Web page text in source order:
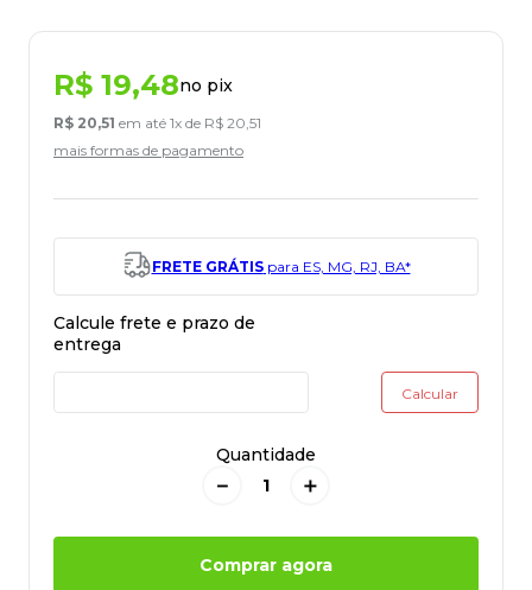
R$ 19,48no pix
R$ 20,51 em até 1x de R$ 20,51
mais formas de pagamento
FRETE GRÁTISpara ES, MG, RJ, BA*
Quantidade
＋
－
Comprar agora